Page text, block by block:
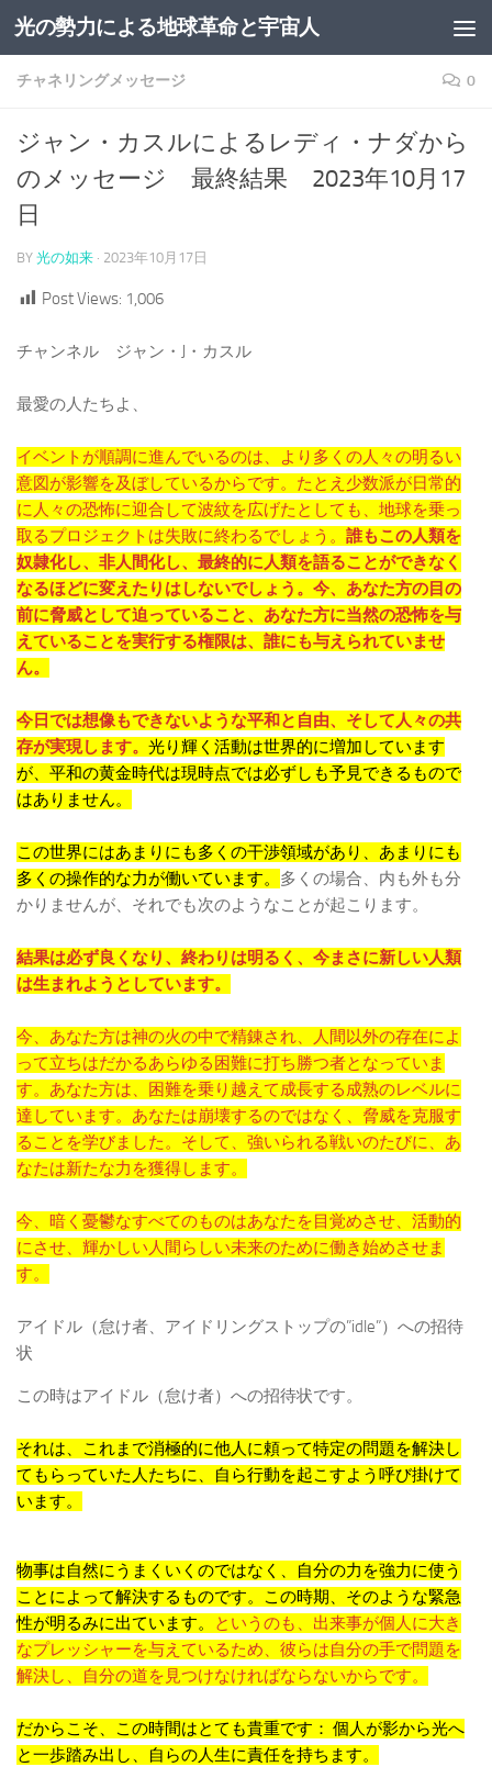
コンテンツへスキップ
光の勢力による地球革命と宇宙人
チャネリングメッセージ 0
ジャン・カスルによるレディ・ナダから
のメッセージ 最終結果 2023年10月17
日
BY 光の如来 · 2023年10月17日
Post Views: 1,006
チャンネル ジャン・J・カスル
最愛の人たちよ、
イベントが順調に進んでいるのは、より多くの人々の明るい
意図が影響を及ぼしているからです。たとえ少数派が日常的
に人々の恐怖に迎合して波紋を広げたとしても、地球を乗っ
取るプロジェクトは失敗に終わるでしょう。 誰もこの人類を
奴隷化し、非人間化し、最終的に人類を語ることができなく
なるほどに変えたりはしないでしょう。今、あなた方の目の
前に脅威として迫っていること、あなた方に当然の恐怖を与
えていることを実行する権限は、誰にも与えられていませ
ん。
今日では想像もできないような平和と自由、そして人々の共
存が実現します。 光り輝く活動は世界的に増加しています
が、平和の黄金時代は現時点では必ずしも予見できるもので
はありません。
この世界にはあまりにも多くの干渉領域があり、あまりにも
多くの操作的な力が働いています。 多くの場合、内も外も分
かりませんが、それでも次のようなことが起こります。
結果は必ず良くなり、終わりは明るく、今まさに新しい人類
は生まれようとしています。
今、あなた方は神の火の中で精錬され、人間以外の存在によ
って立ちはだかるあらゆる困難に打ち勝つ者となっていま
す。あなた方は、困難を乗り越えて成長する成熟のレベルに
達しています。あなたは崩壊するのではなく、脅威を克服す
ることを学びました。そして、強いられる戦いのたびに、あ
なたは新たな力を獲得します。
今、暗く憂鬱なすべてのものはあなたを目覚めさせ、活動的
にさせ、輝かしい人間らしい未来のために働き始めさせま
す。
アイドル（怠け者、アイドリングストップの”idle”）への招待
状
この時はアイドル（怠け者）への招待状です。
それは、これまで消極的に他人に頼って特定の問題を解決し
てもらっていた人たちに、自ら行動を起こすよう呼び掛けて
います。
物事は自然にうまくいくのではなく、自分の力を強力に使う
ことによって解決するものです。この時期、そのような緊急
性が明るみに出ています。
というのも、出来事が個人に大き
なプレッシャーを与えているため、彼らは自分の手で問題を
解決し、自分の道を見つけなければならないからです。
だからこそ、この時間はとても貴重です： 個人が影から光へ
と一歩踏み出し、自らの人生に責任を持ちます。